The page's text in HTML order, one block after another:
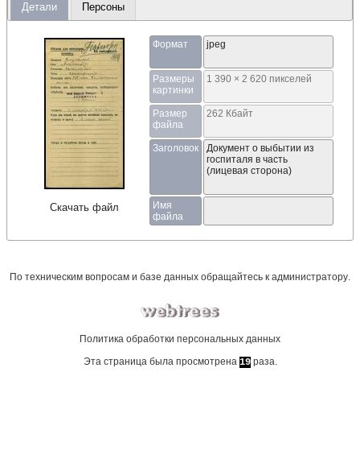
Детали Персоны
Скачать файл
Формат jpeg
Размеры
картинки
1 390 × 2 620 пикселей
Размер
файла
262 Кбайт
Заголовок
Документ о выбытии из
госпиталя в часть
(лицевая сторона)
Имя
файла
По техническим вопросам и базе данных обращайтесь к администратору.
Политика обработки персональных данных
Эта страница была просмотрена 19раза.